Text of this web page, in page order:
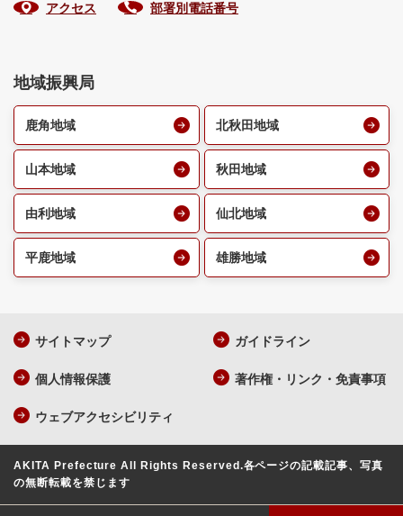
アクセス 部署別電話番号
地域振興局
鹿角地域 北秋田地域
山本地域 秋田地域
由利地域 仙北地域
平鹿地域 雄勝地域
サイトマップ ガイドライン
個人情報保護 著作権・リンク・免責事項
ウェブアクセシビリティ
AKITA Prefecture All Rights Reserved.各ページの記載記事、写真
の無断転載を禁じます